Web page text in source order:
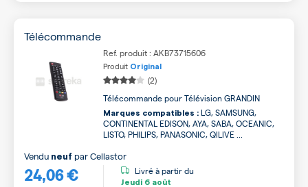
Télécommande
Ref. produit : AKB73715606
Produit Original
(2)
Télécommande pour Télévision GRANDIN
Marques compatibles : LG, SAMSUNG,
CONTINENTAL EDISON, AYA, SABA, OCEANIC,
LISTO, PHILIPS, PANASONIC, QILIVE ...
24,06 €
Vendu neuf parCellastor
Livré à partir du
Jeudi 6 août